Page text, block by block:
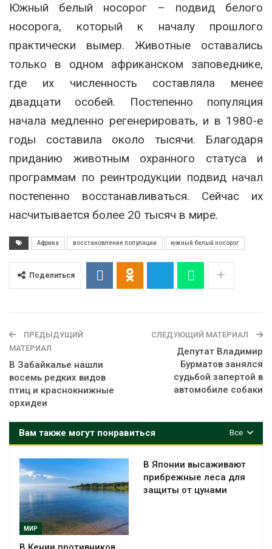
Южный белый носорог – подвид белого
носорога, который к началу прошлого
практически вымер. Животные оставались
только в одном африканском заповеднике,
где их численность составляла менее
двадцати особей. Постепенно популяция
начала медленно регенерировать, и в 1980-е
годы составила около тысячи. Благодаря
приданию животным охранного статуса и
программам по реинтродукции подвид начал
постепенно восстанавливаться. Сейчас их
насчитывается более 20 тысяч в мире.
Африка восстановление популяции южный белый носорог
Поделиться
ПРЕДЫДУЩИЙ
МАТЕРИАЛ
В Забайкалье нашли
восемь редких видов
птиц и краснокнижные
орхидеи
СЛЕДУЮЩИЙ МАТЕРИАЛ
Депутат Владимир
Бурматов занялся
судьбой запертой в
автомобиле собаки
Все
Вам также могут понравиться
МИР
В Японии высаживают
прибрежные леса для
защиты от цунами